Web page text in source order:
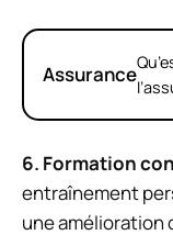
Assurance
6. Formation
entraînement
une amélioration